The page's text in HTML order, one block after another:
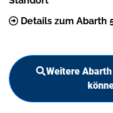
Details zum Abarth
Weitere